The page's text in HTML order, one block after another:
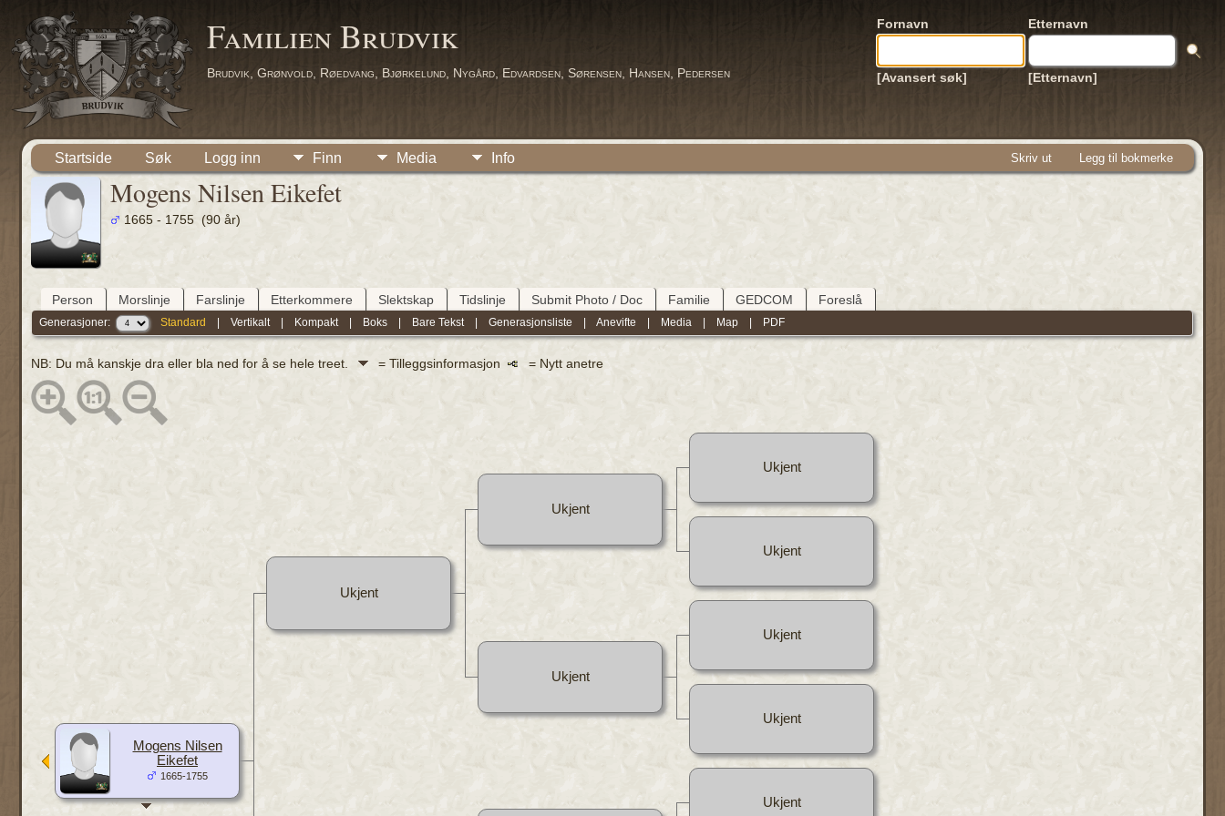
Familien Brudvik
Brudvik, Grønvold, Røedvang, Bjørkelund, Nygård, Edvardsen, Sørensen, Hansen, Pedersen
Fornavn Etternavn
[Avansert søk] [Etternavn]
Startside Søk Logg inn Finn Media Info Skriv ut Legg til bokmerke
Mogens Nilsen Eikefet
1665 - 1755 (90 år)
Person Morslinje Farslinje Etterkommere Slektskap Tidslinje Submit Photo / Doc Familie GEDCOM Foreslå
Generasjoner: Standard |Vertikalt | Kompakt | Boks | Bare Tekst |Generasjonsliste |Anevifte | Media | Map | PDF
NB: Du må kanskje dra eller bla ned for å se hele treet. = Tilleggsinformasjon = Nytt anetre
Mogens Nilsen
Eikefet
1665-1755
Ukjent
Ukjent
Ukjent
Ukjent
Ukjent
Ukjent
Ukjent
Ukjent